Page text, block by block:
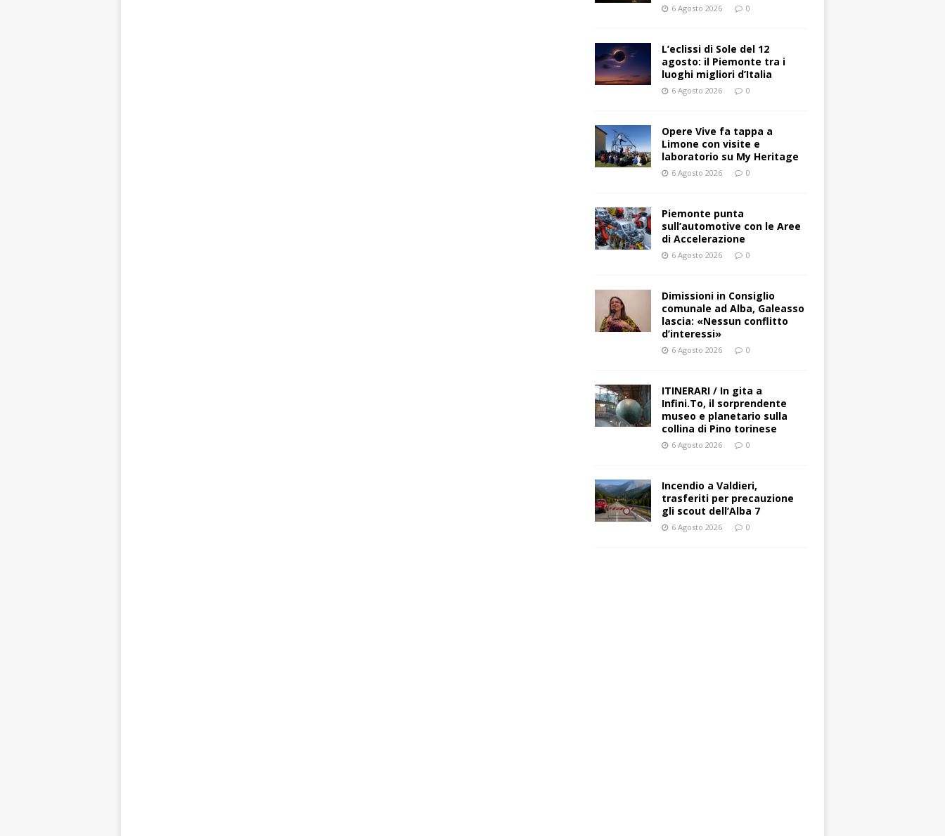
6 Agosto 2026 0
L’eclissi di Sole del 12
agosto: il Piemonte tra i
luoghi migliori d’Italia
6 Agosto 2026 0
Opere Vive fa tappa a
Limone con visite e
laboratorio su My Heritage
6 Agosto 2026 0
Piemonte punta
sull’automotive con le Aree
di Accelerazione
6 Agosto 2026 0
Dimissioni in Consiglio
comunale ad Alba, Galeasso
lascia: «Nessun conflitto
d’interessi»
6 Agosto 2026 0
ITINERARI / In gita a
Infini.To, il sorprendente
museo e planetario sulla
collina di Pino torinese
6 Agosto 2026 0
Incendio a Valdieri,
trasferiti per precauzione
gli scout dell’Alba 7
6 Agosto 2026 0